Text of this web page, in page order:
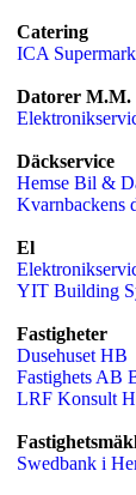
Catering
ICA
Datorer M.m.
Däckservice
Hemse Bil &
Kvarnbackens
El
YIT Building
Fastigheter
Dusehuset HB
Fastighets AB
LRF Konsult
Swedbank i